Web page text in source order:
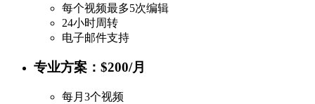
每个视频最多5次编辑
24小时周转
电子邮件支持
专业方案：$200/月
每月3个视频